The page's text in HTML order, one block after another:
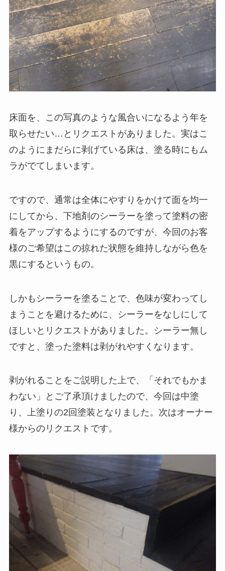
床面を、この写真のような風合いになるよう年を
取らせたい…とリクエストがありました。実はこ
のようにまだらに剥げている床は、塗る時にもム
ラがでてしまいます。
ですので、通常は全体にやすりをかけて面を均一
にしてから、下地剤のシーラーを塗って塗料の密
着をアップするようにするのですが、今回のお客
様のご希望はこの掠れた状態を維持しながら色を
黒にするというもの。
しかもシーラーを塗ることで、色味が変わってし
まうことを避けるために、シーラーをなしにして
ほしいとリクエストがありました。シーラー無し
ですと、塗った塗料は剥がれやすくなります。
剥がれることをご説明した上で、「それでもかま
わない」とご了承頂けましたので、今回は中塗
り、上塗りの2回塗装となりました。次はオーナー
様からのリクエストです。